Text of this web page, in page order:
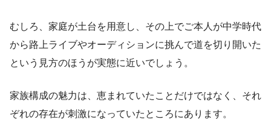
むしろ、家庭が土台を用意し、その上でご本人が中学時代
から路上ライブやオーディションに挑んで道を切り開いた
という見方のほうが実態に近いでしょう。
家族構成の魅力は、恵まれていたことだけではなく、それ
ぞれの存在が刺激になっていたところにあります。